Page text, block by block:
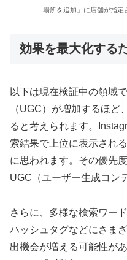
「場所を追加」に店舗が指
効果を最大化する
以下は現在検証中の領域
（UGC）が増加するほど
ると考えられます。
索結果で上位に表示され
に思われます。その優先
UGC（ユーザー生成コン
さらに、多様な検索ワー
ハッシュタグなどにさま
出機会が増える可能性が